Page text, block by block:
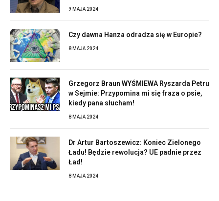
9 MAJA 2024
Czy dawna Hanza odradza się w Europie?
8 MAJA 2024
Grzegorz Braun WYŚMIEWA Ryszarda Petru
w Sejmie: Przypomina mi się fraza o psie,
kiedy pana słucham!
8 MAJA 2024
Dr Artur Bartoszewicz: Koniec Zielonego
Ładu! Będzie rewolucja? UE padnie przez
Ład!
8 MAJA 2024